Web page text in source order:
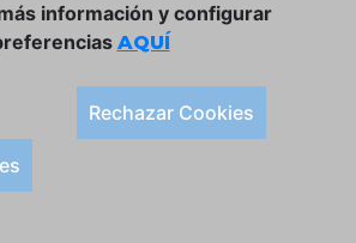
22, 07760 Ciutadella
información y configurar
AQUÍ
Rechazar Cookies